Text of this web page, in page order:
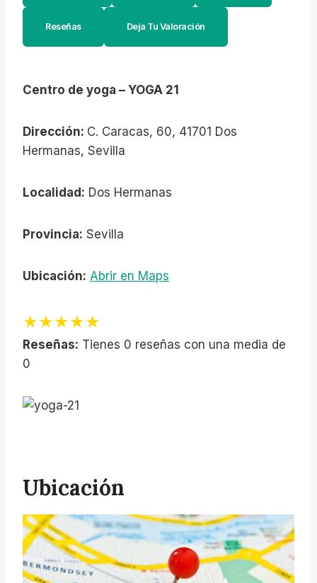
Reseñas Deja Tu Valoración
Centro de yoga – YOGA 21
Dirección: C. Caracas, 60, 41701 Dos
Hermanas, Sevilla
Localidad: Dos Hermanas
Provincia: Sevilla
Ubicación: Abrir en Maps
★★★★★
Reseñas: Tienes 0 reseñas con una media de
0
Ubicación